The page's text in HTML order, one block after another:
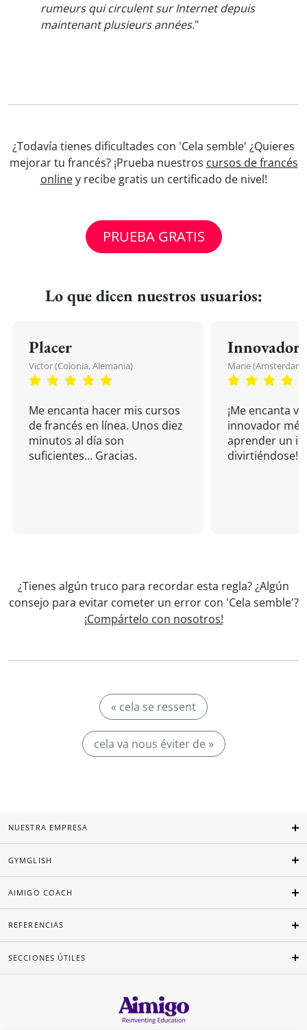
rumeurs qui circulent sur Internet depuis
maintenant plusieurs années."
¿Todavía tienes dificultades con 'Cela semble' ¿Quieres
mejorar tu francés? ¡Prueba nuestros cursos de francés
onliney recibe gratis un certificado de nivel!
PRUEBA GRATIS
Lo que dicen nuestros usuarios:
Placer
Victor (Colonia, Alemania)
Me encanta hacer mis cursos
de francés en línea. Unos diez
minutos al día son
suficientes... Gracias.
Innovador
Marie (Amsterdam,
¡Me encanta
innovador
aprender un
divirtiéndose!
¿Tienes algún truco para recordar esta regla? ¿Algún
consejo para evitar cometer un error con 'Cela semble'?
¡Compártelo con nosotros!
« cela se ressent
cela va nous éviter de »
NUESTRA EMPRESA
GYMGLISH
AIMIGO COACH
REFERENCIAS
SECCIONES ÚTILES